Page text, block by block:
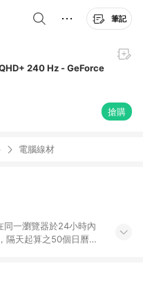
筆記
240 Hz - GeForce
搶購
電腦線材
同一瀏覽器於24小時內
隔天起算之50個日曆天
，回饋的網址以由LINE